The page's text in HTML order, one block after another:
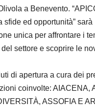
a Benevento.
sfide ed opportunità” sarà
unica per affrontare i
settore e scoprire le
di apertura a cura dei
coinvolte: AIACENA,
ASSOFIA E